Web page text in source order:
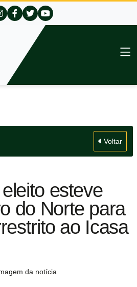
Voltar
esteve
do Norte para
ao Icasa